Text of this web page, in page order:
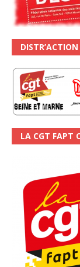
DISTR’ACTION
LA CGT FAPT